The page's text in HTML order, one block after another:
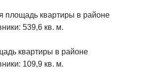
площадь квартиры в районе
539,6 кв. м.
квартиры в районе
109,9 кв. м.